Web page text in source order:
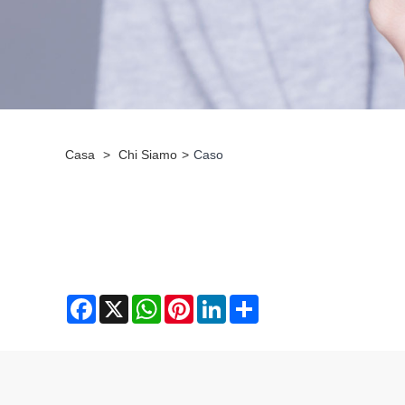
Casa > Chi Siamo > Caso
Facebook
X WhatsAppPinterestLinkedIn